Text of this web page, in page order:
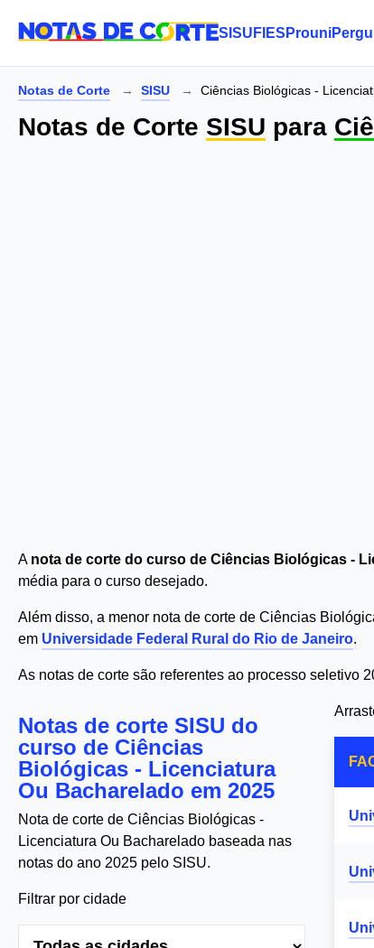
SISU FIES Prouni
Notas de Corte SISU Ciências Biológicas -
Notas de Corte SISU para
A nota de corte do curso de Ciências Biológicas -
média para o curso desejado.
Além disso, a menor nota de corte de Ciências
em Universidade Federal Rural do Rio de Janeiro.
As notas de corte são referentes ao processo seletivo
Notas de corte SISU do
curso de Ciências
Biológicas - Licenciatura
Ou Bacharelado em 2025
Nota de corte de Ciências Biológicas -
Licenciatura Ou Bacharelado baseada nas
notas do ano 2025 pelo SISU.
Filtrar por cidade